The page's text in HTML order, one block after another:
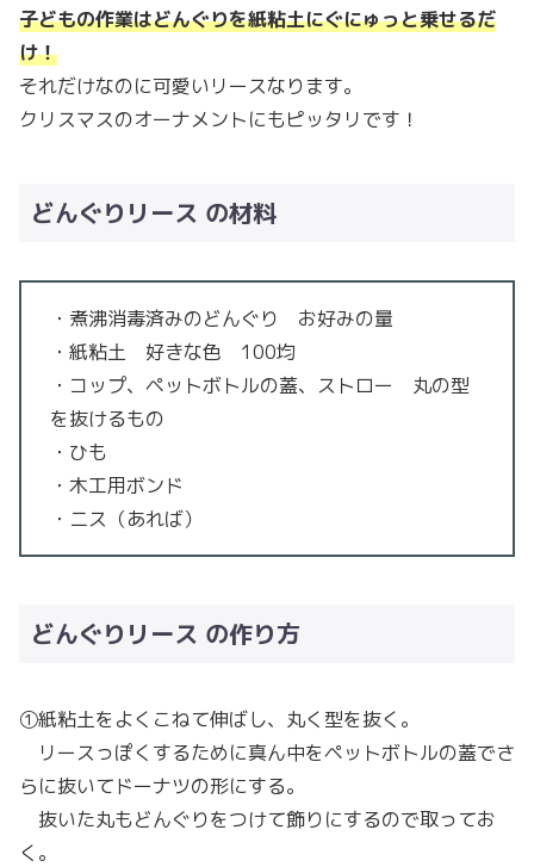
子どもの作業はどんぐりを紙粘土にぐにゅっと乗せるだ
け！
それだけなのに可愛いリースなります。
クリスマスのオーナメントにもピッタリです！
どんぐりリース の材料
・煮沸消毒済みのどんぐり お好みの量
・紙粘土 好きな色 100均
・コップ、ペットボトルの蓋、ストロー 丸の型
を抜けるもの
・ひも
・木工用ボンド
・ニス（あれば）
どんぐりリース の作り方
①紙粘土をよくこねて伸ばし、丸く型を抜く。
リースっぽくするために真ん中をペットボトルの蓋でさ
らに抜いてドーナツの形にする。
抜いた丸もどんぐりをつけて飾りにするので取ってお
く。